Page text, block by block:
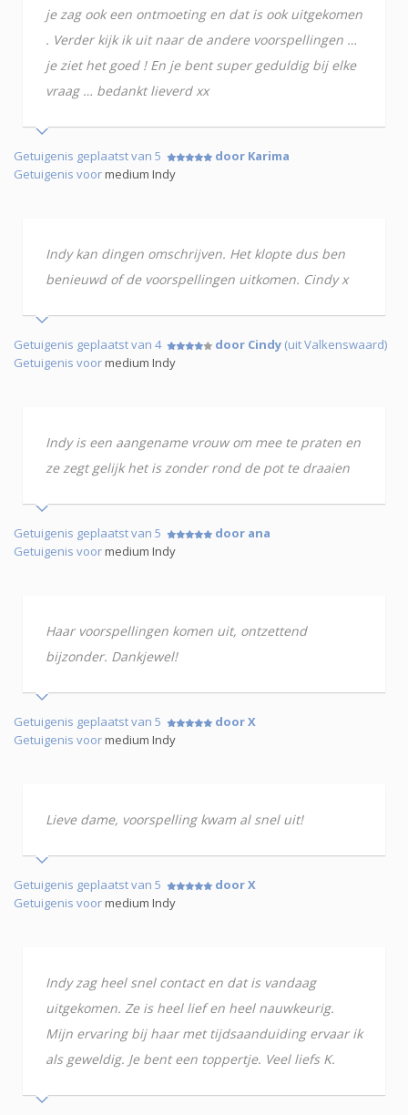
je zag ook een ontmoeting en dat is ook uitgekomen
. Verder kijk ik uit naar de andere voorspellingen …
je ziet het goed ! En je bent super geduldig bij elke
vraag … bedankt lieverd xx
Getuigenis geplaatst van 5
door Karima
Getuigenis voormedium Indy
Indy kan dingen omschrijven. Het klopte dus ben
benieuwd of de voorspellingen uitkomen. Cindy x
Getuigenis geplaatst van 4 door Cindy (uit Valkenswaard)
Getuigenis voormedium Indy
Indy is een aangename vrouw om mee te praten en
ze zegt gelijk het is zonder rond de pot te draaien
Getuigenis geplaatst van 5
door ana
Getuigenis voormedium Indy
Haar voorspellingen komen uit, ontzettend
bijzonder. Dankjewel!
Getuigenis geplaatst van 5
door X
Getuigenis voormedium Indy
Lieve dame, voorspelling kwam al snel uit!
Getuigenis geplaatst van 5
door X
Getuigenis voormedium Indy
Indy zag heel snel contact en dat is vandaag
uitgekomen. Ze is heel lief en heel nauwkeurig.
Mijn ervaring bij haar met tijdsaanduiding ervaar ik
als geweldig. Je bent een toppertje. Veel liefs K.